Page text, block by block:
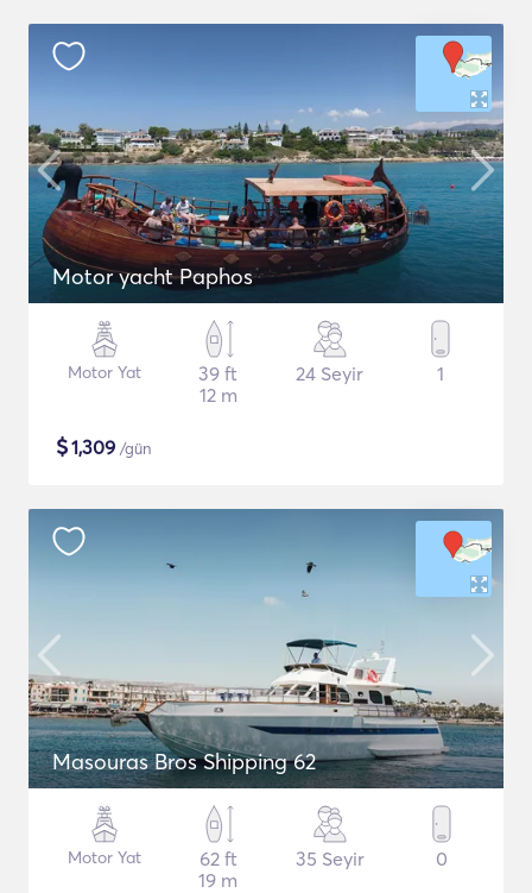
Motor yacht Paphos
Motor Yat
39 ft
12 m
24 Seyir 1
$1,309 /gün
Masouras Bros Shipping 62
Motor Yat
62 ft
19 m
35 Seyir 0